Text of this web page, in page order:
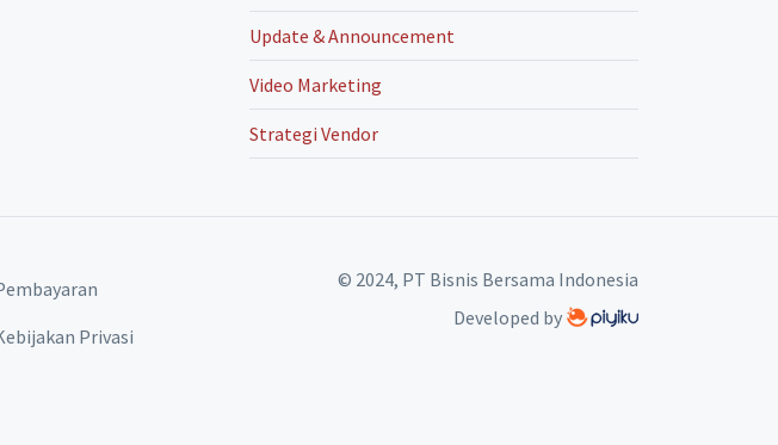
Update & Announcement
Video Marketing
Strategi Vendor
Privasi
© 2024, PT Bisnis Bersama Indonesia
Developed by